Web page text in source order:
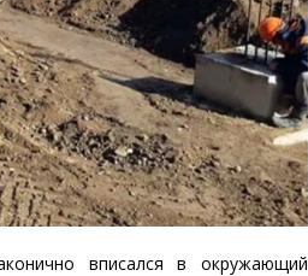
вписался в окружающий